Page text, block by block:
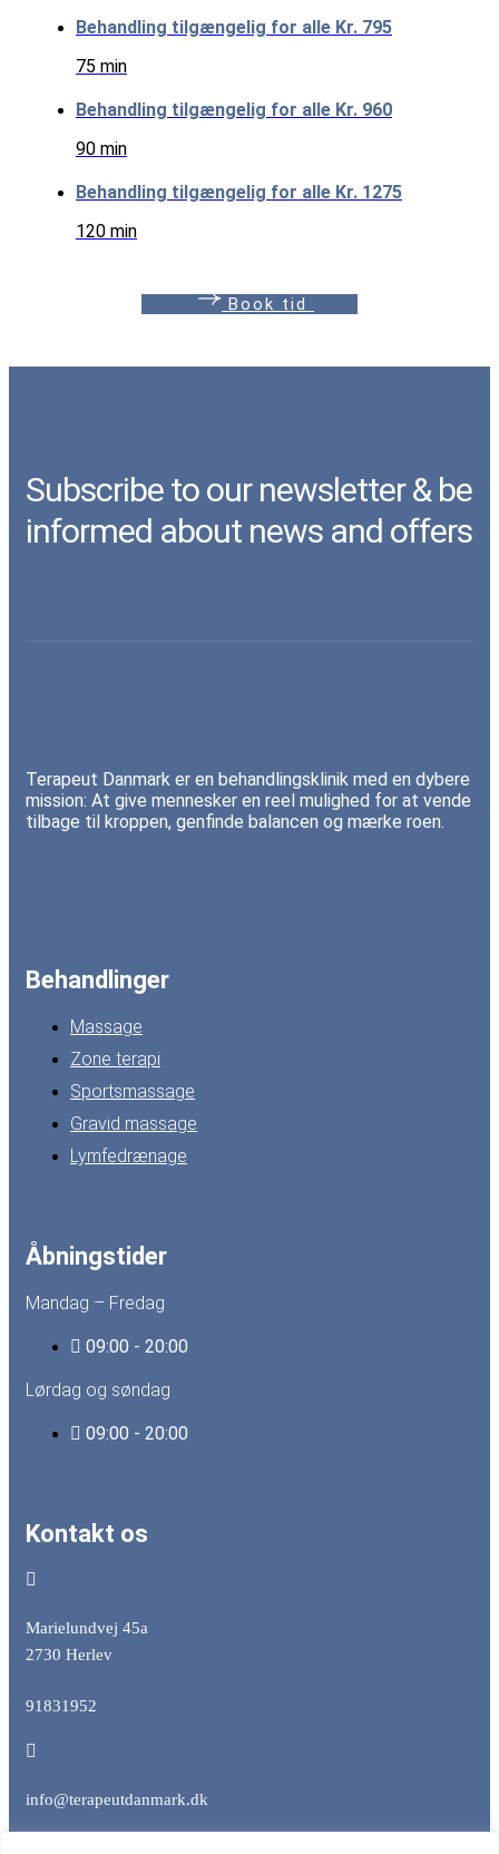
Behandling tilgængelig for alle Kr. 795
75 min
Behandling tilgængelig for alle Kr. 960
90 min
Behandling tilgængelig for alle Kr. 1275
120 min
Book tid
Subscribe to our newsletter & be
informed about news and offers
Terapeut Danmark er en behandlingsklinik med en dybere
mission: At give mennesker en reel mulighed for at vende
tilbage til kroppen, genfinde balancen og mærke roen.
Behandlinger
Massage
Zone terapi
Sportsmassage
Gravid massage
Lymfedrænage
Åbningstider
Mandag – Fredag
09:00 - 20:00
Lørdag og søndag
09:00 - 20:00
Kontakt os
Marielundvej 45a
2730 Herlev
91831952
info@terapeutdanmark.dk